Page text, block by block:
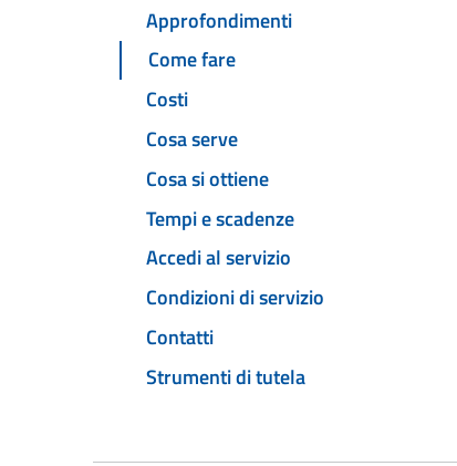
Approfondimenti
Come fare
Costi
Cosa serve
Cosa si ottiene
Tempi e scadenze
Accedi al servizio
Condizioni di servizio
Contatti
Strumenti di tutela